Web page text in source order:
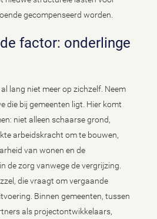
gecompenseerd worden.
lang niet meer op zichzelf. Neem
die bij gemeenten ligt. Hier komt
niet alleen schaarse grond,
arbeidskracht om te bouwen,
van wonen en de
de zorg vanwege de vergrijzing.
die vraagt om vergaande
Binnen gemeenten, tussen
als projectontwikkelaars,